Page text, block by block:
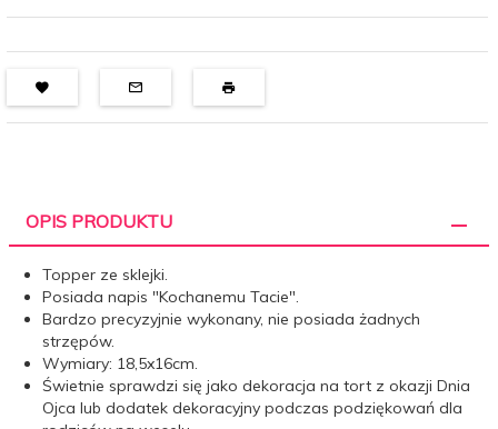
OPIS PRODUKTU
Topper ze sklejki.
Posiada napis "Kochanemu Tacie".
Bardzo precyzyjnie wykonany, nie posiada żadnych
strzępów.
Wymiary: 18,5x16cm.
Świetnie sprawdzi się jako dekoracja na tort z okazji Dnia
Ojca lub dodatek dekoracyjny podczas podziękowań dla